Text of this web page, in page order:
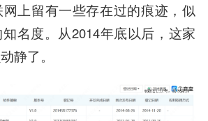
上留有一些存在过的痕迹，似
名度。从2014年底以后，这家
静了。